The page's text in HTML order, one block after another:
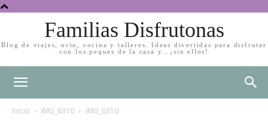
Familias Disfrutonas
Blog de viajes, ocio, cocina y talleres. Ideas divertidas para disfrutar
con los peques de la casa y…¡sin ellos!
Inicio IMG_6310 IMG_6310